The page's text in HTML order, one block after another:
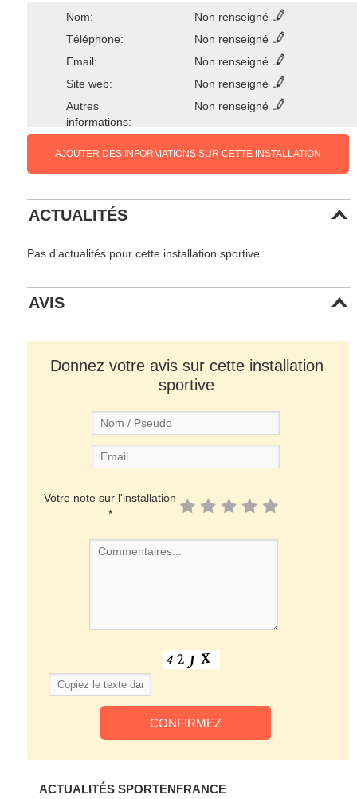
Nom:
Non renseigné
Téléphone:
Non renseigné
Email:
Non renseigné
Site web:
Non renseigné
Autres
informations:
Non renseigné
AJOUTER DES INFORMATIONS SUR CETTE INSTALLATION
ACTUALITÉS
Pas d'actualités pour cette installation sportive
AVIS
Donnez votre avis sur cette installation
sportive
Votre note sur l'installation
*
ACTUALITÉS SPORTENFRANCE